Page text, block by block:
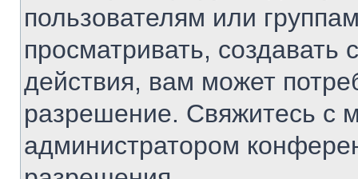
пользователям или
просматривать,
действия, вам может
разрешение. Свяжитесь с
администратором